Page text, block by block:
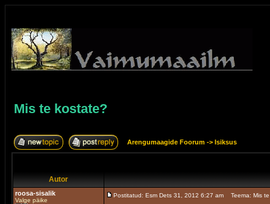
Mis te kostate?
Arengumaagide Foorum -> Isiksus
Autor
roosa-sisalik
Valge päike
Postitatud: Esm Dets 31, 2012 6:27 am Teema: Mis